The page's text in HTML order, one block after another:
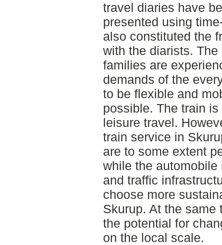
travel diaries have
presented using
also constituted the
with the diarists.
families are
demands of the
to be flexible and
possible. The train
leisure travel.
train service in
are to some extent
while the
and traffic
choose more
Skurup. At the
the potential for
on the local scale.